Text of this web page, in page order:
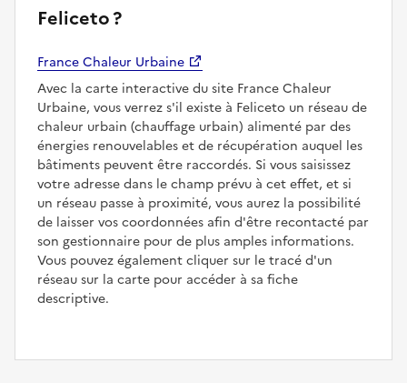
Feliceto ?
France Chaleur Urbaine
Avec la carte interactive du site France Chaleur
Urbaine, vous verrez s'il existe à Feliceto un réseau de
chaleur urbain (chauffage urbain) alimenté par des
énergies renouvelables et de récupération auquel les
bâtiments peuvent être raccordés. Si vous saisissez
votre adresse dans le champ prévu à cet effet, et si
un réseau passe à proximité, vous aurez la possibilité
de laisser vos coordonnées afin d'être recontacté par
son gestionnaire pour de plus amples informations.
Vous pouvez également cliquer sur le tracé d'un
réseau sur la carte pour accéder à sa fiche
descriptive.